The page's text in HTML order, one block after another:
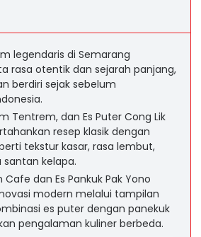
legendaris di Semarang
rasa otentik dan sejarah panjang,
berdiri sejak sebelum
Tentrem, dan Es Puter Cong Lik
resep klasik dengan
tekstur kasar, rasa lembut,
kelapa.
Cafe dan Es Pankuk Pak Yono
modern melalui tampilan
es puter dengan panekuk
pengalaman kuliner berbeda.